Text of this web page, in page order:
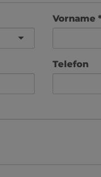
Vorname
Telefon